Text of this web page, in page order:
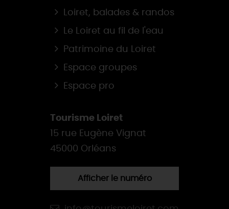
Loiret, balades & randos
Le Loiret au fil de l'eau
Patrimoine du Loiret
Espace groupes
Espace pro
Tourisme Loiret
15 rue Eugène Vignat
45000 Orléans
Afficher le numéro